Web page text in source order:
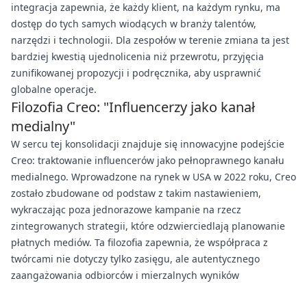
integracja zapewnia, że każdy klient, na każdym rynku, ma
dostęp do tych samych wiodących w branży talentów,
narzędzi i technologii. Dla zespołów w terenie zmiana ta jest
bardziej kwestią ujednolicenia niż przewrotu, przyjęcia
zunifikowanej propozycji i podręcznika, aby usprawnić
globalne operacje.
Filozofia Creo: "Influencerzy jako kanał
medialny"
W sercu tej konsolidacji znajduje się innowacyjne podejście
Creo: traktowanie influencerów jako pełnoprawnego kanału
medialnego. Wprowadzone na rynek w USA w 2022 roku, Creo
zostało zbudowane od podstaw z takim nastawieniem,
wykraczając poza jednorazowe kampanie na rzecz
zintegrowanych strategii, które odzwierciedlają planowanie
płatnych mediów. Ta filozofia zapewnia, że współpraca z
twórcami nie dotyczy tylko zasięgu, ale autentycznego
zaangażowania odbiorców i mierzalnych wyników